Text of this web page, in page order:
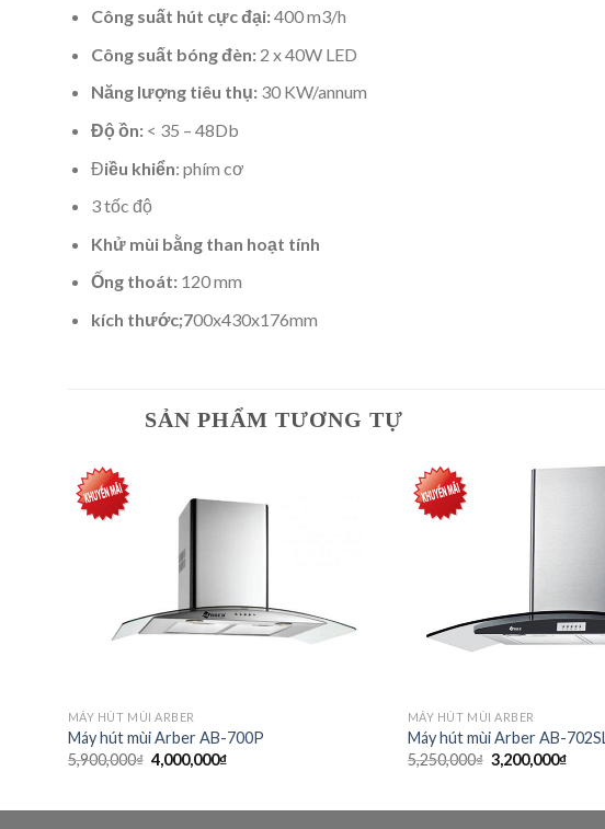
Công suất hút cực đại:400 m3/h
Công suất bóng đèn:2 x 40W LED
Năng lượng tiêu thụ:30 KW/annum
Độ ồn:< 35 – 48Db
Điều khiển: phím cơ
3 tốc độ
Khử mùi bằng than hoạt tính
Ống thoát: 120 mm
kích thước;700x430x176mm
SẢN PHẨM TƯƠNG TỰ
MÁY HÚT MÙI ARBER
Máy hút mùi Arber AB-700P
5,900,000₫ Giá
gốc
4,000,000₫Giá
MÁY HÚT MÙI ARBER
Máy hút mùi Arber AB-
5,250,000₫ Giá
gốc
3,200,000₫Giá